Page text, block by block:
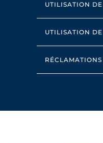
UTILISATION
UTILISATION